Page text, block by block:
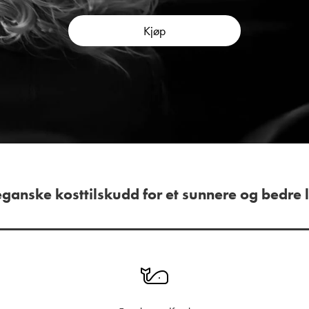
Kjøp
kosttilskudd for et sunnere og bedre